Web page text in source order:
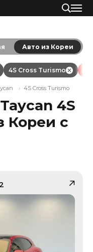
Авто из Кореи
4S Cross Turismo
4S Cross Turismo
4S
Кореи с